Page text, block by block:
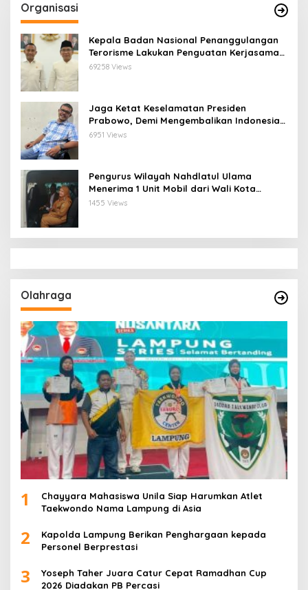
Organisasi
Kepala Badan Nasional Penanggulangan
Terorisme Lakukan Penguatan Kerjasama
Ketua Pengurus Besar Nahdlatul Ulama
69258 Views
Jaga Ketat Keselamatan Presiden
Prabowo, Demi Mengembalikan Indonesia
Menjadi Macan Asia
6951 Views
Pengurus Wilayah Nahdlatul Ulama
Menerima 1 Unit Mobil dari Wali Kota
Bandar Lampung
1455 Views
Olahraga
1
Chayyara Mahasiswa Unila Siap Harumkan Atlet
Taekwondo Nama Lampung di Asia
2
Kapolda Lampung Berikan Penghargaan kepada
Personel Berprestasi
3
Yoseph Taher Juara Catur Cepat Ramadhan Cup
2026 Diadakan PB Percasi